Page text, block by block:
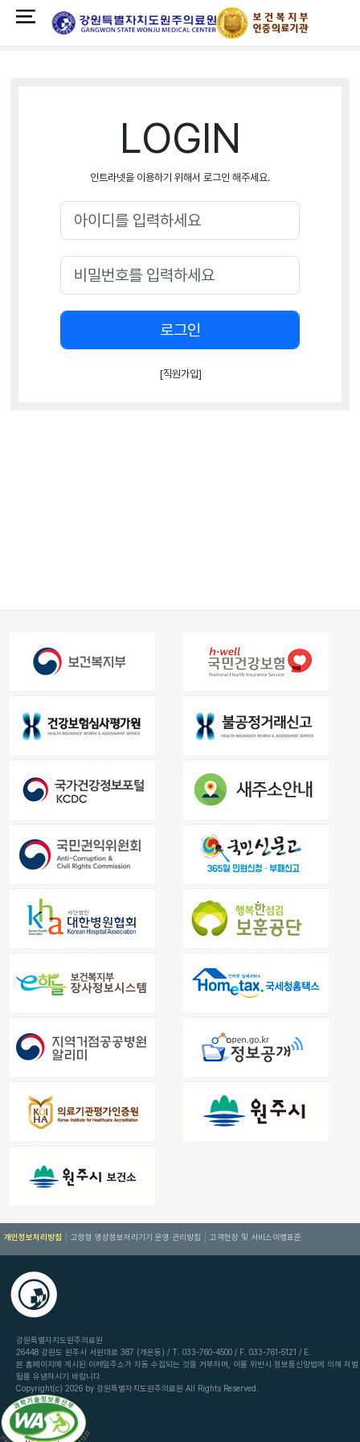
LOGIN
인트라넷을 이용하기 위해서 로그인 해주세요.
로그인
[직원가입]
개인정보처리방침 고정형 영상정보처리기기 운영·관리방침 고객헌장 및 서비스이행표준
강원특별자치도원주의료원
26448 강원도 원주시 서원대로 387 (개운동) / T. 033-760-4500 / F. 033-761-5121 / E.
본 홈페이지에 게시된 이메일주소가 자동 수집되는 것을 거부하며, 이를 위반시 정보통신망법에 의해 처벌
됨을 유념하시기 바랍니다.
Copyright(c) 2026 by 강원특별자치도원주의료원 All Rights Reserved.